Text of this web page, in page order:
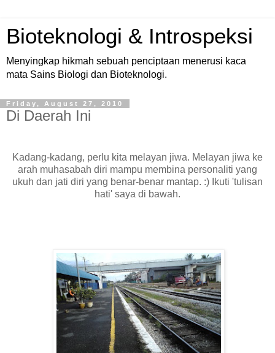
Bioteknologi & Introspeksi
Menyingkap hikmah sebuah penciptaan menerusi kaca
mata Sains Biologi dan Bioteknologi.
Friday, August 27, 2010
Di Daerah Ini
Kadang-kadang, perlu kita melayan jiwa. Melayan jiwa ke
arah muhasabah diri mampu membina personaliti yang
ukuh dan jati diri yang benar-benar mantap. :) Ikuti 'tulisan
hati' saya di bawah.